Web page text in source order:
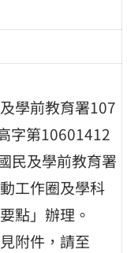
學前教育署107
字第10601412
民及學前教育署
工作圈及學科
點」辦理。
附件，請至